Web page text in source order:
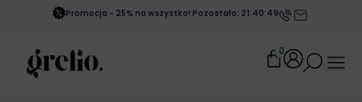
Promocja - 25% na wszystko! Pozostało: 21:40:47
0